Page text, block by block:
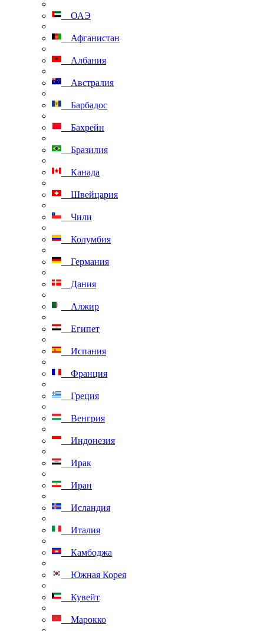
ОАЭ
Афганистан
Албания
Австралия
Барбадос
Бахрейн
Бразилия
Канада
Швейцария
Чили
Колумбия
Германия
Дания
Алжир
Египет
Испания
Франция
Греция
Венгрия
Индонезия
Ирак
Иран
Исландия
Италия
Камбоджа
Южная Корея
Кувейт
Марокко